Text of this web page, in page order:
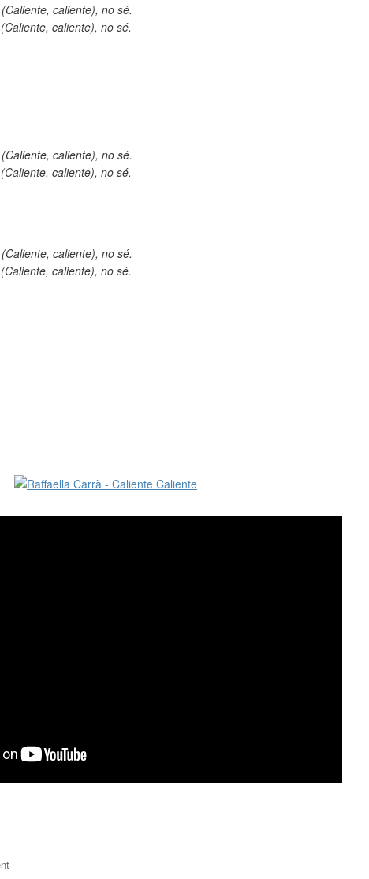
caliente), no sé.
caliente), no sé.
caliente), no sé.
caliente), no sé.
caliente), no sé.
caliente), no sé.